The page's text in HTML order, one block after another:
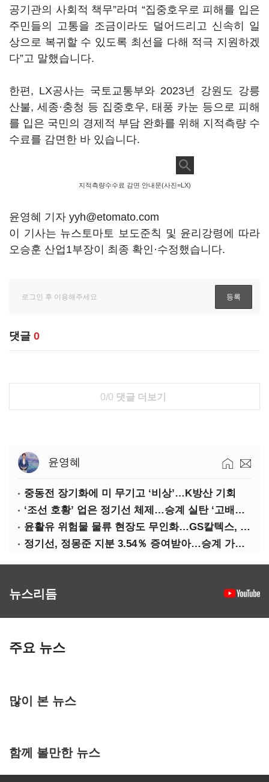
공기관의 사회적 책무”라며 “집중호우로 피해를 입은
주민들의 고통을 조금이라도 덜어드리고 신속히 일
상으로 복귀할 수 있도록 최선을 다해 적극 지원하겠
다”고 말했습니다.
한편, LX공사는 국토교통부와 2023년 강원도 강릉
산불, 세종·충청 등 집중호우, 태풍 카눈 등으로 피해
를 입은 국민의 경제적 부담 완화를 위해 지적측량 수
수료를 감면한 바 있습니다.
지적측량수수료 감면 안내문(사진=LX)
윤영혜 기자 yyh@etomato.com
이 기사는 뉴스토마토 보도준칙 및 윤리강령에 따라
오승훈 산업1부장이 최종 확인·수정했습니다.
댓글 0
0/0 댓글 더보기
윤영혜
중동전 장기화에 미 무기고 ‘비상’…K방산 기회
‘조선 호황’ 업은 정기선 체제…승계 실탄 ‘고배당’ 주목
윤활유 위험물 물류 현장도 무인화…GS칼텍스, 디지털 전환 가속
정기선, 정몽준 지분 3.54％ 증여받아…승계 가속화
뉴스리듬
주요 뉴스
많이 본 뉴스
함께 볼만한 뉴스